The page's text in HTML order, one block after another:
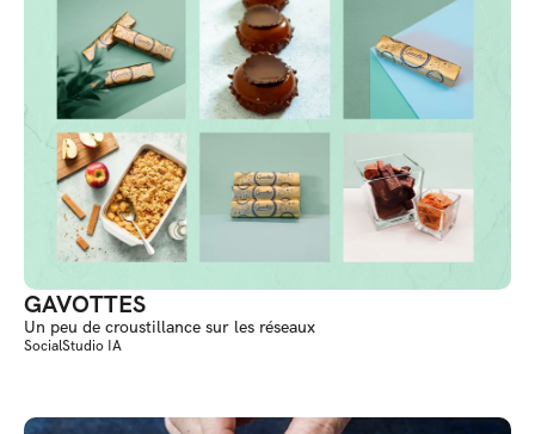
GAVOTTES
Un peu de croustillance sur les réseaux
SocialStudio IA